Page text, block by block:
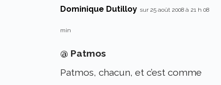
Dominique Dutilloy sur 25 août 2008 à 21 h 08
min
@ Patmos
Patmos, chacun, et c’est comme